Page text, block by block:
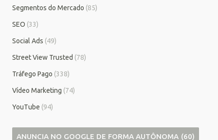
Segmentos do Mercado (85)
SEO (33)
Social Ads (49)
Street View Trusted (78)
Tráfego Pago (338)
Vídeo Marketing (74)
YouTube (94)
ANUNCIA NO GOOGLE DE FORMA AUTÔNOMA (60)